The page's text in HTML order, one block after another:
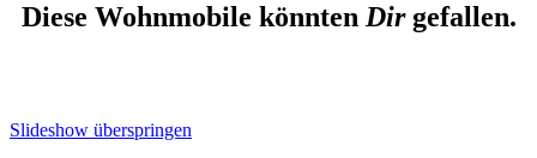
Diese Wohnmobile könnten Dirgefallen.
Slideshow überspringen